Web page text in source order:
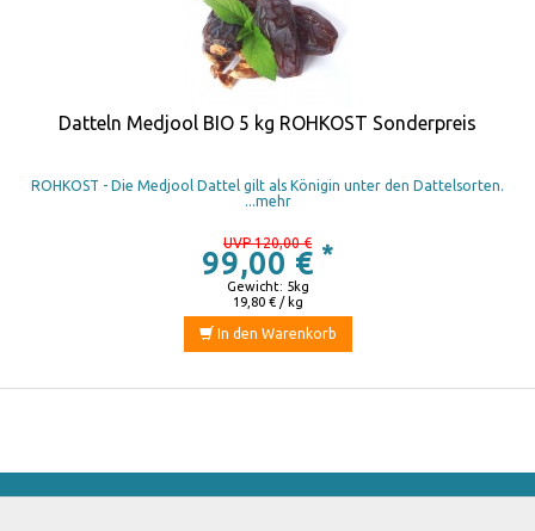
Datteln Medjool BIO 5 kg ROHKOST Sonderpreis
ROHKOST - Die Medjool Dattel gilt als Königin unter den Dattelsorten.
...mehr
UVP 120,00 €
99,00 € *
19,80 € / kg
Gewicht: 5kg
In den Warenkorb